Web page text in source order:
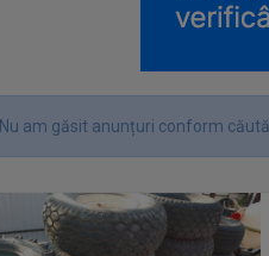
Nu am găsit anunțuri conform